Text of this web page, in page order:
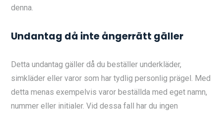
denna.
Undantag då inte ångerrätt gäller
Detta undantag gäller då du beställer underkläder,
simkläder eller varor som har tydlig personlig prägel. Med
detta menas exempelvis varor beställda med eget namn,
nummer eller initialer. Vid dessa fall har du ingen